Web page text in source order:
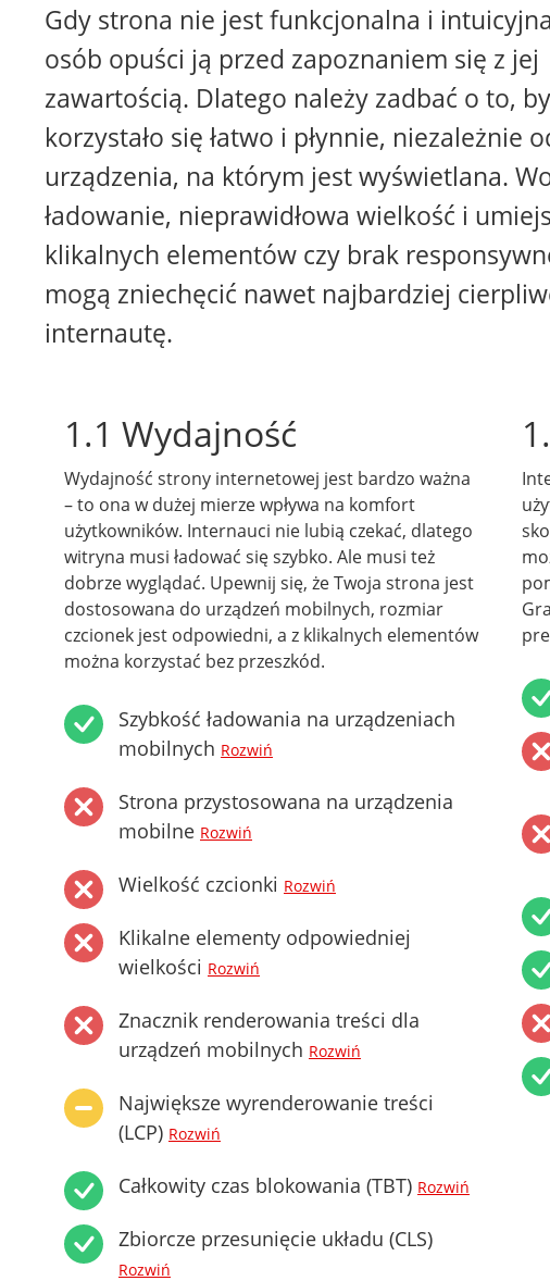
Gdy strona nie jest funkcjonalna i
osób opuści ją przed zapoznaniem się z jej
zawartością. Dlatego należy zadbać o to,
korzystało się łatwo i płynnie, niezależnie
urządzenia, na którym jest wyświetlana.
ładowanie, nieprawidłowa wielkość i
klikalnych elementów czy brak
mogą zniechęcić nawet najbardziej
internautę.
1.1 Wydajność
Wydajność strony internetowej jest bardzo ważna
– to ona w dużej mierze wpływa na komfort
użytkowników. Internauci nie lubią czekać, dlatego
witryna musi ładować się szybko. Ale musi też
dobrze wyglądać. Upewnij się, że Twoja strona jest
dostosowana do urządzeń mobilnych, rozmiar
czcionek jest odpowiedni, a z klikalnych elementów
można korzystać bez przeszkód.
Szybkość ładowania na urządzeniach
mobilnych Rozwiń
Strona przystosowana na urządzenia
mobilne Rozwiń
Wielkość czcionki Rozwiń
Klikalne elementy odpowiedniej
wielkości Rozwiń
Znacznik renderowania treści dla
urządzeń mobilnych Rozwiń
Największe wyrenderowanie treści
(LCP) Rozwiń
Całkowity czas blokowania (TBT) Rozwiń
Zbiorcze przesunięcie układu (CLS)
Rozwiń